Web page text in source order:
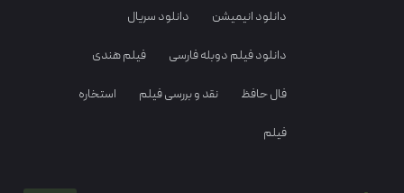
دانلود انیمیشن دانلود سریال
دانلود فیلم دوبله فارسی فیلم هندی
فال حافظ نقد و بررسی فیلم استخاره
فیلم